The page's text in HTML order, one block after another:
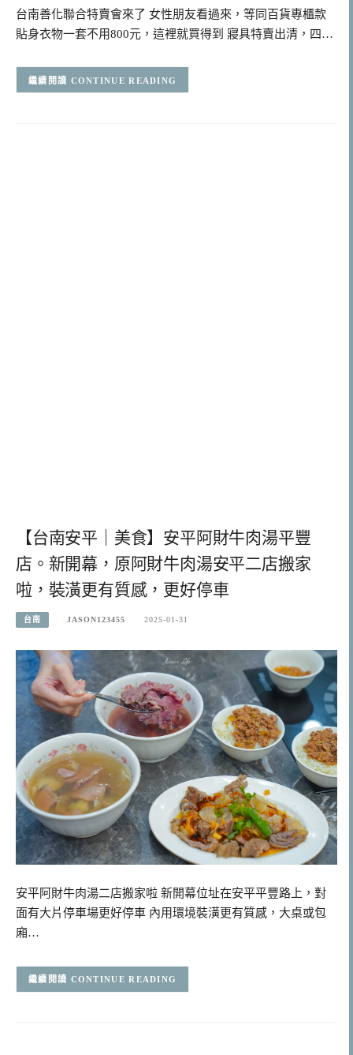
台南善化聯合特賣會來了 女性朋友看過來，等同百貨專櫃款
貼身衣物一套不用800元，這裡就買得到 寢具特賣出清，四…
CONTINUE READING
【台南安平｜美食】安平阿財牛肉湯平豐
店。新開幕，原阿財牛肉湯安平二店搬家
啦，裝潢更有質感，更好停車
台南 JASON123455 2025-01-31
安平阿財牛肉湯二店搬家啦 新開幕位址在安平平豐路上，對
面有大片停車場更好停車 內用環境裝潢更有質感，大桌或包
廂…
CONTINUE READING